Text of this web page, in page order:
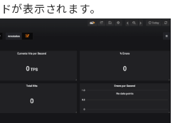
が表示されます。